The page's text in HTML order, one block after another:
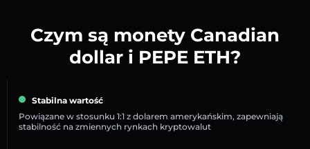
Czym są monety Canadian
dollar i PEPE ETH?
Stabilna wartość
Powiązane w stosunku 1:1 z dolarem amerykańskim, zapewniają
stabilność na zmiennych rynkach kryptowalut